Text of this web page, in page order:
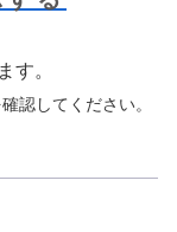
す。
認してください。